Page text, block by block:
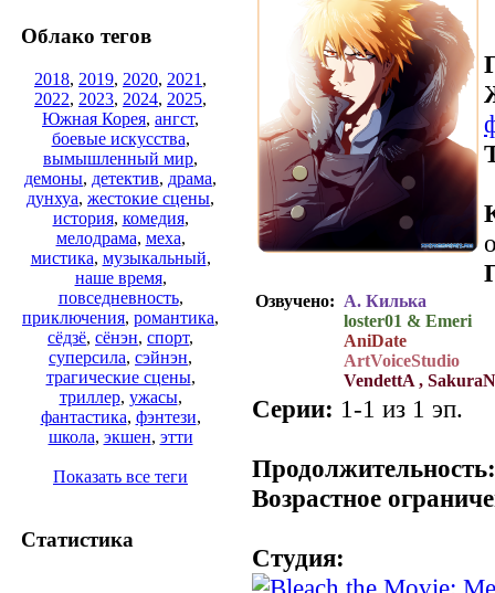
Облако тегов
2018, 2019, 2020, 2021 ,
2022, 2023, 2024, 2025,
Южная Корея, ангст,
боевые искусства,
вымышленный мир,
демоны, детектив, драма,
дунхуа, жестокие сцены,
история, комедия,
мелодрама, меха,
мистика, музыкальный,
наше время,
повседневность,
приключения, романтика,
сёдзё, сёнэн, спорт,
суперсила, сэйнэн,
трагические сцены,
триллер, ужасы,
фантастика, фэнтези,
школа, экшен, этти
Показать все теги
Статистика
Озвучено: А. Килька
loster01 & Emeri
AniDate
ArtVoiceStudio
VendettA ,
Серии: 1-1 из 1 эп.
Продолжительность:
Возрастное
Студия: